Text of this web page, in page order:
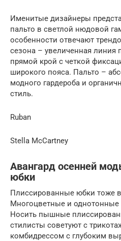
Именитые дизайнеры
пальто в светлой нюдовой
особенности отвечают
сезона – увеличенная линия
прямой крой с четкой
широкого пояса. Пальто –
модного гардероба и
стиль.
Ruban
Stella McCartney
Авангард осенней
юбки
Плиссированные юбки тоже
Многоцветные и однотонные
Носить пышные
стилисты советуют с
комбидрессом с глубоким